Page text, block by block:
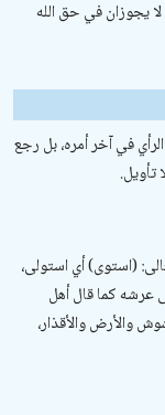
لا يجوزان في حق الله
الرأي في آخر أمره، بل رجع
تأويل.
(استوى) أي استولى،
عرشه كما قال أهل
والأرض والأقذار،